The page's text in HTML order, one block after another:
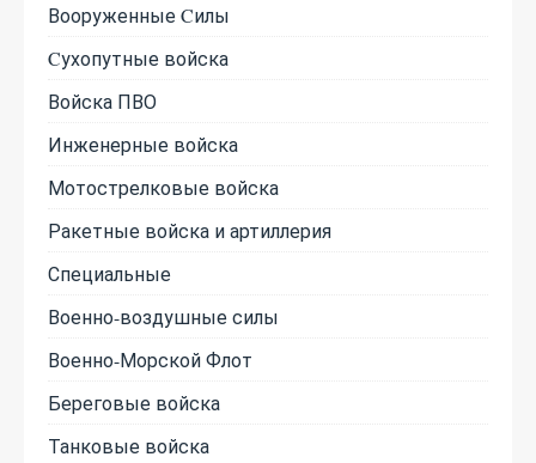
Вооруженные Cилы
Cухопутные войска
Войска ПВО
Инженерные войска
Мотострелковые войска
Ракетные войска и артиллерия
Специальные
Военно-воздушные силы
Военно-Морской Флот
Береговые войска
Танковые войска